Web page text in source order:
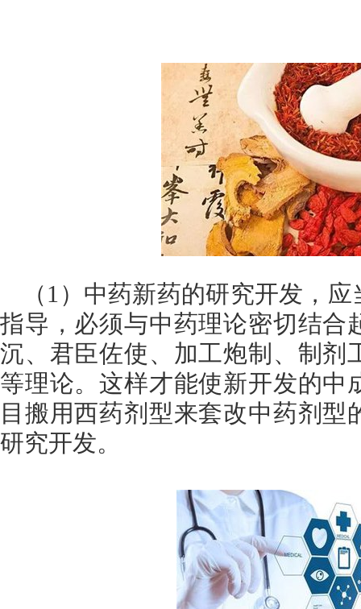
（1）中药新药的研究开发，
指导，必须与中药理论密切结合
沉、君臣佐使、加工炮制、制剂
等理论。这样才能使新开发的中
目搬用西药剂型来套改中药剂型
研究开发。